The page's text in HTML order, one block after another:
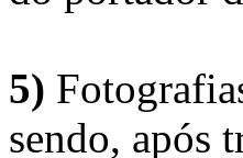
5)
sendo, após